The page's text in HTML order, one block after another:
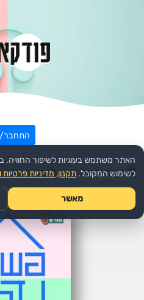
עמוד הבית >> עסקים >>
האתר משתמש בעוגיות לשיפור
לשימוש המקובל. תקנון, מדיניות פרטיות
מאשר